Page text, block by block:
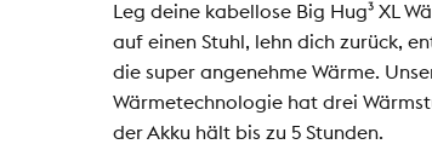
Leg deine kabellose Big Hug³ XL
auf einen Stuhl, lehn dich zurück,
die super angenehme Wärme.
Wärmetechnologie hat drei
der Akku hält bis zu 5 Stunden.